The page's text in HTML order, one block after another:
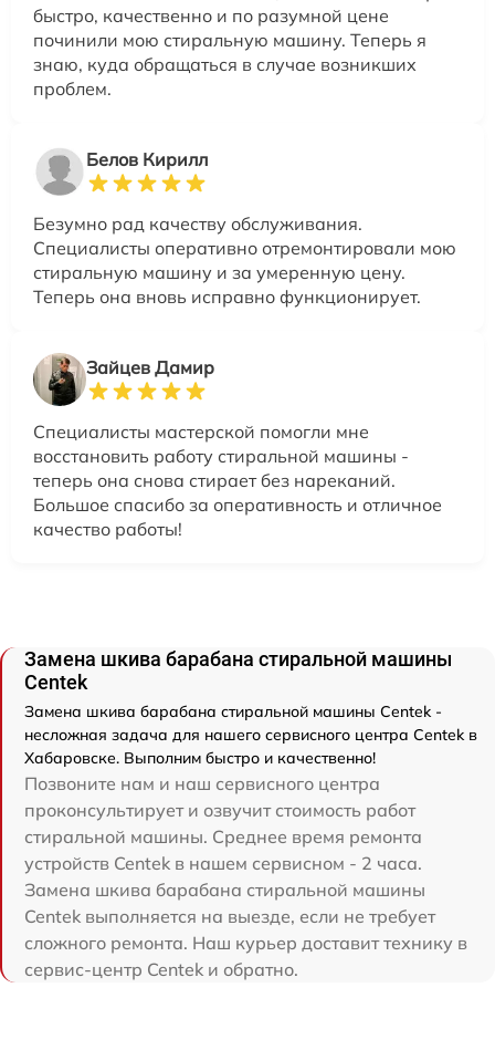
быстро, качественно и по разумной цене
починили мою стиральную машину. Теперь я
знаю, куда обращаться в случае возникших
проблем.
Белов Кирилл
Безумно рад качеству обслуживания.
Специалисты оперативно отремонтировали мою
стиральную машину и за умеренную цену.
Теперь она вновь исправно функционирует.
Зайцев Дамир
Специалисты мастерской помогли мне
восстановить работу стиральной машины -
теперь она снова стирает без нареканий.
Большое спасибо за оперативность и отличное
качество работы!
Замена шкива барабана стиральной машины
Centek
Замена шкива барабана стиральной машины Centek -
несложная задача для нашего сервисного центра Centek в
Хабаровске. Выполним быстро и качественно!
Позвоните нам и наш сервисного центра
проконсультирует и озвучит стоимость работ
стиральной машины. Среднее время ремонта
устройств Centek в нашем сервисном - 2 часа.
Замена шкива барабана стиральной машины
Centek выполняется на выезде, если не требует
сложного ремонта. Наш курьер доставит технику в
сервис-центр Centek и обратно.